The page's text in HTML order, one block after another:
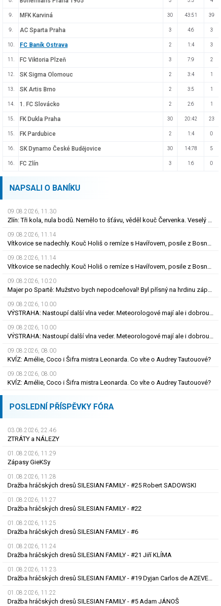
9. MFK Karviná 30 43:51 39
9. AC Sparta Praha 3 4:6 3
10. FC Baník Ostrava 2 1:4 3
11. FC Viktoria Plzeň 3 7:9 2
12. SK Sigma Olomouc 2 3:4 1
13. SK Artis Brno 2 3:5 1
14. 1. FC Slovácko 2 2:6 1
15. FK Dukla Praha 30 20:42 23
15. FK Pardubice 2 1:4 0
16. SK Dynamo České Budějovice 30 14:78 5
16. FC Zlín 3 1:6 0
NAPSALI O BANÍKU
09.08.2026, 11.30
Zlín: Tři kola, nula bodů. Nemělo to šťávu, věděl kouč Červenka. Veselý dostal dárek
09.08.2026, 11.14
Vítkovice se nadechly. Kouč Holiš o remíze s Havířovem, posile z Bosny i béčku
09.08.2026, 11.14
Vítkovice se nadechly. Kouč Holiš o remíze s Havířovem, posile z Bosny i béčku
09.08.2026, 10.20
Majer po Spartě: Mužstvo bych nepodceňoval! Byl přísný na hrdinu zápasu
09.08.2026, 10.00
VÝSTRAHA: Nastoupí další vlna veder. Meteorologové mají ale i dobrou zprávu
09.08.2026, 10.00
VÝSTRAHA: Nastoupí další vlna veder. Meteorologové mají ale i dobrou zprávu
09.08.2026, 08.00
KVÍZ: Amélie, Coco i Šifra mistra Leonarda. Co víte o Audrey Tautouové?
09.08.2026, 08.00
KVÍZ: Amélie, Coco i Šifra mistra Leonarda. Co víte o Audrey Tautouové?
POSLEDNÍ PŘÍSPĚVKY FÓRA
03.08.2026, 22.46
ZTRÁTY a NÁLEZY
01.08.2026, 11.29
Zápasy GieKSy
01.08.2026, 11.28
Dražba hráčských dresů SILESIAN FAMILY - #25 Robert SADOWSKI
01.08.2026, 11.27
Dražba hráčských dresů SILESIAN FAMILY - #22
01.08.2026, 11.25
Dražba hráčských dresů SILESIAN FAMILY - #6
01.08.2026, 11.24
Dražba hráčských dresů SILESIAN FAMILY - #21 Jiří KLÍMA
01.08.2026, 11.23
Dražba hráčských dresů SILESIAN FAMILY - #19 Dyjan Carlos de AZEVEDO
01.08.2026, 11.22
Dražba hráčských dresů SILESIAN FAMILY - #5 Adam JÁNOŠ